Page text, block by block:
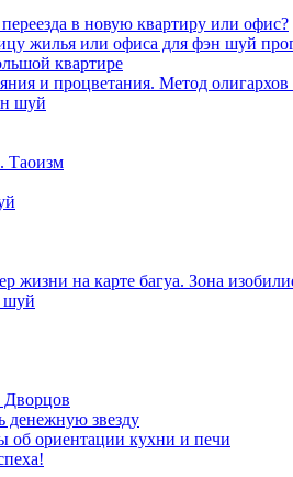
в новую квартиру или офис?
жилья или офиса для фэн шуй
квартире
и процветания. Метод
шуй
Таоизм
на карте багуа. Зона
шуй
Дворцов
денежную звезду
об ориентации кухни и печи